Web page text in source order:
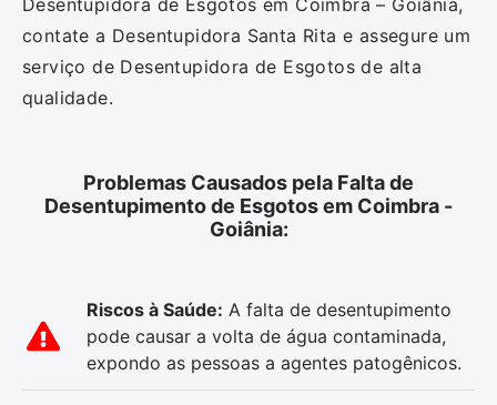
contate a Desentupidora Santa Rita e assegure um
serviço de Desentupidora de Esgotos de alta
qualidade.
Problemas Causados pela Falta de
Desentupimento de Esgotos em Coimbra -
Goiânia:
Riscos à Saúde: A falta de desentupimento
pode causar a volta de água contaminada,
expondo as pessoas a agentes patogênicos.